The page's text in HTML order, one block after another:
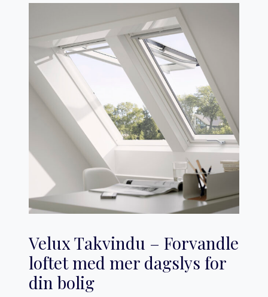
Velux Takvindu – Forvandle
loftet med mer dagslys for
din bolig